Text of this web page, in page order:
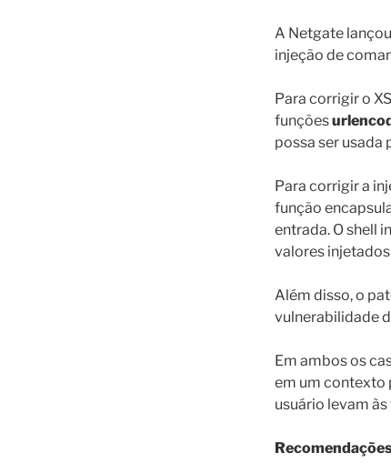
A Netgate
injeção de
Para corrigir o
funções
possa ser
Para corrigir a
função
entrada. O shell
valores
Além disso, o
vulnerabilidade
Em ambos os
em um contexto
usuário levam